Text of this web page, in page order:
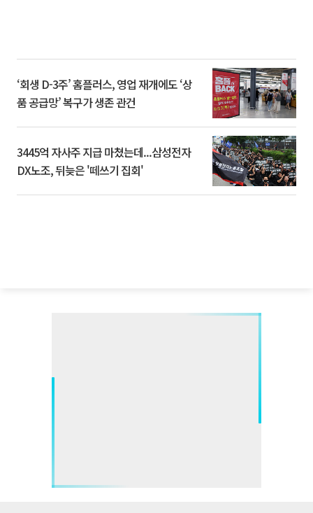
‘회생 D-3주’ 홈플러스, 영업 재개에도 ‘상
품 공급망’ 복구가 생존 관건
3445억 자사주 지급 마쳤는데...삼성전자
DX노조, 뒤늦은 '떼쓰기 집회'